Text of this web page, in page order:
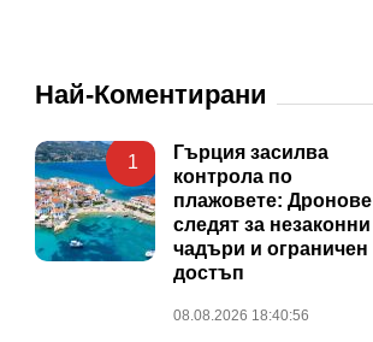
Най-Коментирани
1
Гърция засилва
контрола по
плажовете: Дронове
следят за незаконни
чадъри и ограничен
достъп
08.08.2026 18:40:56